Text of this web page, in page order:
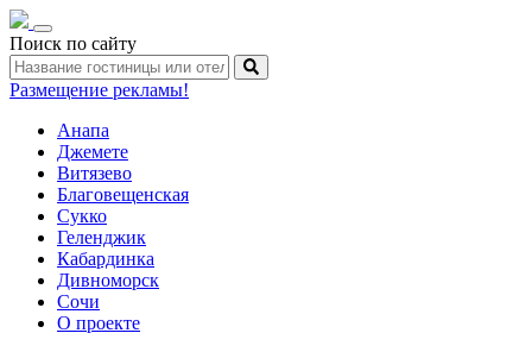
Toggle
navigation
Поиск по сайту
Размещение рекламы!
Анапа
Джемете
Витязево
Благовещенская
Сукко
Геленджик
Кабардинка
Дивноморск
Сочи
О проекте